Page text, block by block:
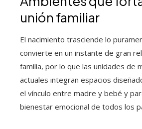
unión familiar
El nacimiento trasciende lo
convierte en un instante de gran
familia, por lo que las unidades de
actuales integran espacios
el vínculo entre madre y bebé y
bienestar emocional de todos los